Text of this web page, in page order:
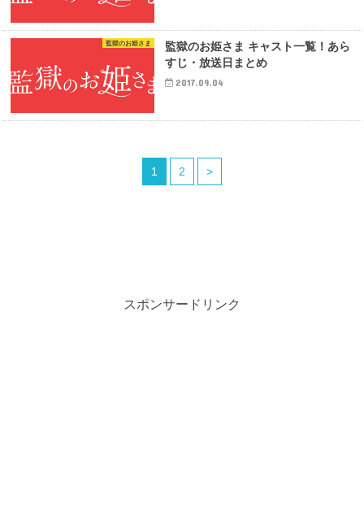
監獄のお姫さま
監獄のお姫さま キャスト一覧！あら
すじ・放送日まとめ
2017.09.04
1 2 >
スポンサードリンク